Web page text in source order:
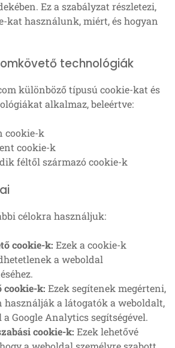
Ez a szabályzat részletezi,
kat használunk, miért, és hogyan
technológiák
különböző típusú cookie-kat és
alkalmaz, beleértve:
cookie-k
cookie-k
féltől származó cookie-k
célokra használjuk:
cookie-k: Ezek a cookie-k
a weboldal
cookie-k: Ezek segítenek megérteni,
használják a látogatók a weboldalt,
a Google Analytics segítségével.
cookie-k: Ezek lehetővé